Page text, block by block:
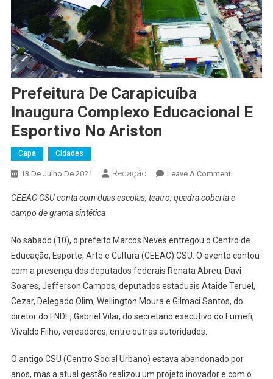
Prefeitura De Carapicuíba
Inaugura Complexo Educacional E
Esportivo No Ariston
Capa Cidades
13 De Julho De 2021 Redação Leave A CommentOn
De
Complexo
Educacional
E
Esportivo
No
Ariston
CEEAC CSU conta com duas escolas, teatro, quadra coberta e
campo de grama sintética
No sábado (10), o prefeito Marcos Neves entregou o Centro de
Educação, Esporte, Arte e Cultura (CEEAC) CSU. O evento contou
com a presença dos deputados federais Renata Abreu, Davi
Soares, Jefferson Campos, deputados estaduais Ataide Teruel,
Cezar, Delegado Olim, Wellington Moura e Gilmaci Santos, do
diretor do FNDE, Gabriel Vilar, do secretário executivo do Fumefi,
Vivaldo Filho, vereadores, entre outras autoridades.
O antigo CSU (Centro Social Urbano) estava abandonado por
anos, mas a atual gestão realizou um projeto inovador e com o